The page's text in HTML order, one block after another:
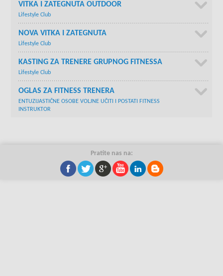
VITKA I ZATEGNUTA OUTDOOR
Lifestyle Club
NOVA VITKA I ZATEGNUTA
Lifestyle Club
KASTING ZA TRENERE GRUPNOG FITNESSA
Lifestyle Club
OGLAS ZA FITNESS TRENERA
ENTUZIJASTIČNE OSOBE VOLJNE UČITI I POSTATI FITNESS
INSTRUKTOR
Pratite nas na: